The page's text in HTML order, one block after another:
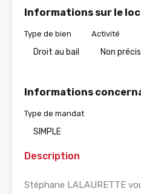
Informations sur le
Type de bien
Droit au bail
Activité
Non
Informations
Type de mandat
SIMPLE
Description
Stéphane LALAURETTE